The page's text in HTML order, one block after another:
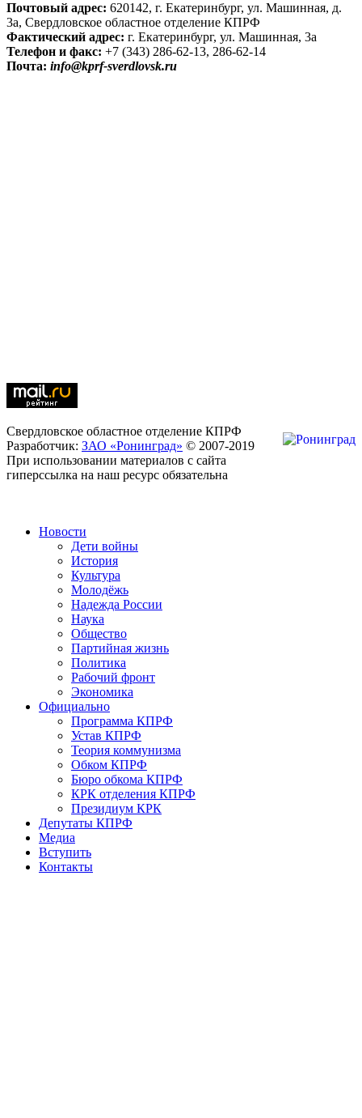
Почтовый адрес: 620142, г. Екатеринбург, ул. Машинная, д.
3а, Свердловское областное отделение КПРФ
Фактический адрес: г. Екатеринбург, ул. Машинная, 3а
Телефон и факс: +7 (343) 286-62-13, 286-62-14
Почта: info@kprf-sverdlovsk.ru
Свердловское областное отделение КПРФ
Разработчик: ЗАО «Ронинград» © 2007-2019
При использовании материалов с сайта
гиперссылка на наш ресурс обязательна
Новости
Дети войны
История
Культура
Молодёжь
Надежда России
Наука
Общество
Партийная жизнь
Политика
Рабочий фронт
Экономика
Официально
Программа КПРФ
Устав КПРФ
Теория коммунизма
Обком КПРФ
Бюро обкома КПРФ
КРК отделения КПРФ
Президиум КРК
Депутаты КПРФ
Медиа
Вступить
Контакты